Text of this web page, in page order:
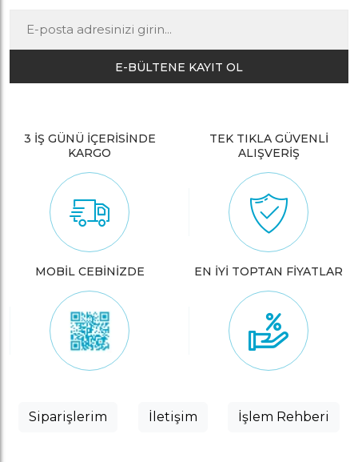
E-BÜLTENE KAYIT OL
3 İŞ GÜNÜ İÇERİSİNDE
KARGO
TEK TIKLA GÜVENLİ
ALIŞVERİŞ
MOBİL CEBİNİZDE EN İYİ TOPTAN FİYATLAR
Siparişlerim İletişim İşlem Rehberi